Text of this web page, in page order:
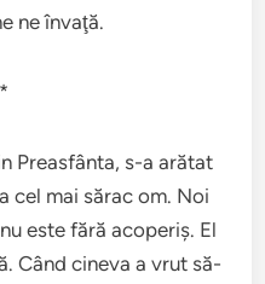
ne învaţă.
Preasfânta, s-a arătat
cel mai sărac om. Noi
este fără acoperiş. El
Când cineva a vrut să-